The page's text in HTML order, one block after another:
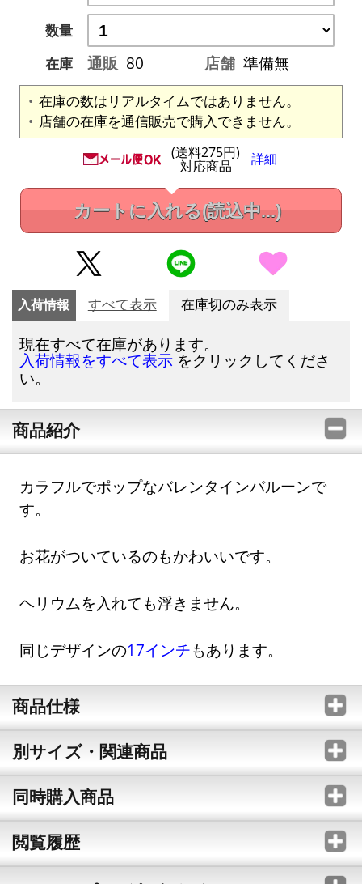
数量
在庫
通販 80 店舗 準備無
在庫の数はリアルタイムではありません。
店舗の在庫を通信販売で購入できません。
(送料275円)
対応商品 詳細
カートに入れる(読込中...)
入荷情報 すべて表示 在庫切のみ表示
現在すべて在庫があります。
入荷情報をすべて表示 をクリックしてくださ
い。
商品紹介
カラフルでポップなバレンタインバルーンで
す。
お花がついているのもかわいいです。
ヘリウムを入れても浮きません。
同じデザインの17インチもあります。
商品仕様
別サイズ・関連商品
同時購入商品
閲覧履歴